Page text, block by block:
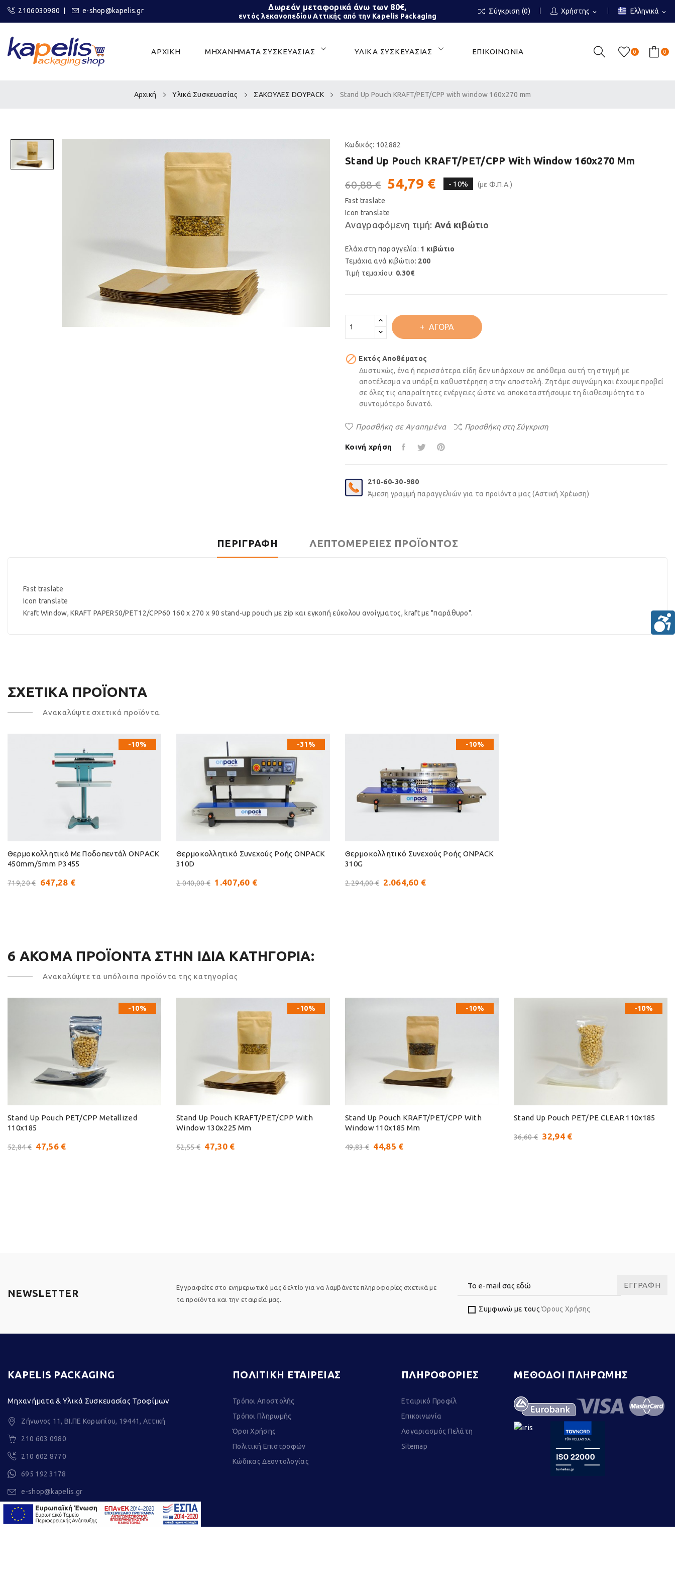
Δωρεάν μεταφορικά άνω των 80€,
εντός λεκανοπεδίου Αττικής από την Kapelis Packaging
Ελληνικά expand_more
Χρήστης expand_more
Σύγκριση (0)
2106030980 e-shop@kapelis.gr
ΑΡΧΙΚΗ ΜΗΧΑΝΗΜΑΤΑ ΣΥΣΚΕΥΑΣΙΑΣ ΥΛΙΚΑ ΣΥΣΚΕΥΑΣΙΑΣ ΕΠΙΚΟΙΝΩΝΙΑ 0
0
Αρχική Υλικά Συσκευασίας ΣΑΚΟΥΛΕΣ DOYPACK Stand Up Pouch KRAFT/PET/CPP with window 160x270 mm
Κωδικός: 102882
Stand Up Pouch KRAFT/PET/CPP With Window 160x270 Mm
60,88 € 54,79 € - 10%
(με Φ.Π.Α.)
Fast traslate
Icon translate
Αναγραφόμενη τιμή: Ανά κιβώτιο
Ελάχιστη παραγγελία: 1 κιβώτιο
Τεμάχια ανά κιβώτιο: 200
Τιμή τεμαχίου: 0.30€
ΑΓΟΡΆ
 Εκτός Αποθέματος
Δυστυχώς, ένα ή περισσότερα είδη δεν υπάρχουν σε απόθεμα αυτή τη στιγμή με
αποτέλεσμα να υπάρξει καθυστέρηση στην αποστολή. Ζητάμε συγνώμη και έχουμε προβεί
σε όλες τις απαραίτητες ενέργειες ώστε να αποκαταστήσουμε τη διαθεσιμότητα το
συντομότερο δυνατό.
Προσθήκη σε Αγαπημένα Προσθήκη στη Σύγκριση
Κοινή χρήση
210-60-30-980
Άμεση γραμμή παραγγελιών για τα προϊόντα μας (Αστική Χρέωση)
ΠΕΡΙΓΡΑΦΉ ΛΕΠΤΟΜΈΡΕΙΕΣ ΠΡΟΪΌΝΤΟΣ
Fast traslate
Icon translate
Kraft Window, KRAFT PAPER50/PET12/CPP60 160 x 270 x 90 stand-up pouch με zip και εγκοπή εύκολου ανοίγματος, kraft με "παράθυρο".
ΣΧΕΤΙΚΆ ΠΡΟΪΌΝΤΑ
Ανακαλύψτε σχετικά προϊόντα.
-10%
Θερμοκολλητικό Με Ποδοπεντάλ ONPACK
450mm/5mm P3455
719,20 € 647,28 €
-31%
Θερμοκολλητικό Συνεχούς Ροής ONPACK
310D
2.040,00 € 1.407,60 €
-10%
Θερμοκολλητικό Συνεχούς Ροής ONPACK
310G
2.294,00 € 2.064,60 €
6 ΑΚΌΜΑ ΠΡΟΪΌΝΤΑ ΣΤΗΝ ΊΔΙΑ ΚΑΤΗΓΟΡΊΑ:
Ανακαλύψτε τα υπόλοιπα προϊόντα της κατηγορίας
-10%
Stand Up Pouch PET/CPP Metallized
110x185
52,84 € 47,56 €
-10%
Stand Up Pouch KRAFT/PET/CPP With
Window 130x225 Mm
52,55 € 47,30 €
-10%
Stand Up Pouch KRAFT/PET/CPP With
Window 110x185 Mm
49,83 € 44,85 €
-10%
Stand Up Pouch PET/PE CLEAR 110x185
36,60 € 32,94 €
NEWSLETTER
Εγγραφείτε στο ενημερωτικό μας δελτίο για να λαμβάνετε πληροφορίες σχετικά με
τα προϊόντα και την εταιρεία μας.
ΕΓΓΡΑΦΉ
Συμφωνώ με τουςΌρους Χρήσης
KAPELIS PACKAGING
Μηχανήματα & Υλικά Συσκευασίας Τροφίμων
Ζήνωνος 11, ΒΙ.ΠΕ Κορωπίου, 19441, Αττική
210 603 0980
210 602 8770
695 192 3178
e-shop@kapelis.gr
ΓΕΜΗ : 2373401000
ΠΟΛΙΤΙΚΗ ΕΤΑΙΡΕΙΑΣ
Τρόποι Αποστολής
Τρόποι Πληρωμής
Όροι Χρήσης
Πολιτική Επιστροφών
Κώδικας Δεοντολογίας
ΠΛΗΡΟΦΟΡΙΕΣ
Εταιρικό Προφίλ
Επικοινωνία
Λογαριασμός Πελάτη
Sitemap
ΜΕΘΟΔΟΙ ΠΛΗΡΩΜΗΣ